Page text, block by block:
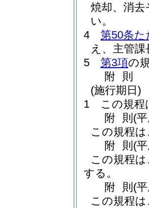
焼却、消
い。
4
第50条た
え、主管
5
第3項の
附 則
(施行期日)
1
この規程
附 則 (
この規程
附 則 (
この規程
する。
附 則 (
この規程